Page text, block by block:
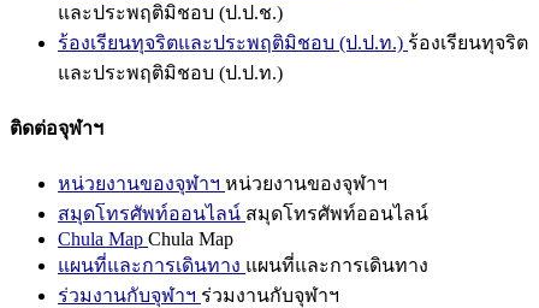
และประพฤติมิชอบ (ป.ป.ช.)
ร้องเรียนทุจริตและประพฤติมิชอบ (ป.ป.ท.) ร้องเรียนทุจริต
และประพฤติมิชอบ (ป.ป.ท.)
ติดต่อจุฬาฯ
หน่วยงานของจุฬาฯ หน่วยงานของจุฬาฯ
สมุดโทรศัพท์ออนไลน์ สมุดโทรศัพท์ออนไลน์
Chula Map Chula Map
แผนที่และการเดินทาง แผนที่และการเดินทาง
ร่วมงานกับจุฬาฯ ร่วมงานกับจุฬาฯ